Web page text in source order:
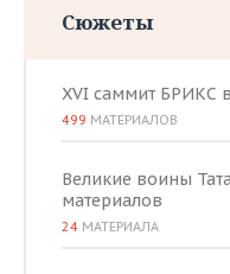
Сюжеты
XVI саммит БРИКС
499 МАТЕРИАЛОВ
Великие воины
материалов
24 МАТЕРИАЛА